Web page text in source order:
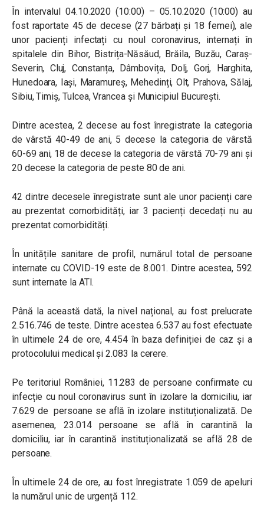
În intervalul 04.10.2020 (10:00) – 05.10.2020 (10:00) au
fost raportate 45 de decese (27 bărbați și 18 femei), ale
unor pacienți infectați cu noul coronavirus, internați în
spitalele din Bihor, Bistrița-Năsăud, Brăila, Buzău, Caraș-
Severin, Cluj, Constanța, Dâmbovița, Dolj, Gorj, Harghita,
Hunedoara, Iași, Maramureș, Mehedinți, Olt, Prahova, Sălaj,
Sibiu, Timiș, Tulcea, Vrancea și Municipiul București.
Dintre acestea, 2 decese au fost înregistrate la categoria
de vârstă 40-49 de ani, 5 decese la categoria de vârstă
60-69 ani, 18 de decese la categoria de vârstă 70-79 ani și
20 decese la categoria de peste 80 de ani.
42 dintre decesele înregistrate sunt ale unor pacienți care
au prezentat comorbidități, iar 3 pacienți decedați nu au
prezentat comorbidități.
În unitățile sanitare de profil, numărul total de persoane
internate cu COVID-19 este de 8.001. Dintre acestea, 592
sunt internate la ATI.
Până la această dată, la nivel național, au fost prelucrate
2.516.746 de teste. Dintre acestea 6.537 au fost efectuate
în ultimele 24 de ore, 4.454 în baza definiției de caz și a
protocolului medical și 2.083 la cerere.
Pe teritoriul României, 11.283 de persoane confirmate cu
infecție cu noul coronavirus sunt în izolare la domiciliu, iar
7.629 de persoane se află în izolare instituționalizată. De
asemenea, 23.014 persoane se află în carantină la
domiciliu, iar în carantină instituționalizată se află 28 de
persoane.
În ultimele 24 de ore, au fost înregistrate 1.059 de apeluri
la numărul unic de urgență 112.